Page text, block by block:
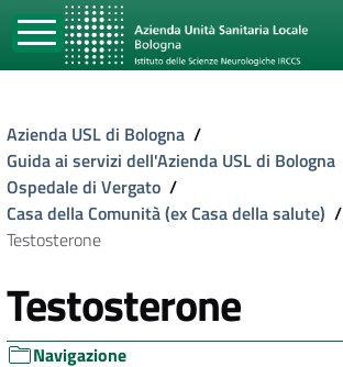
Azienda USL di Bologna /
Guida ai servizi dell'Azienda USL di Bologna
Ospedale di Vergato /
Casa della Comunità (ex Casa della salute) /
Testosterone
Testosterone
Navigazione